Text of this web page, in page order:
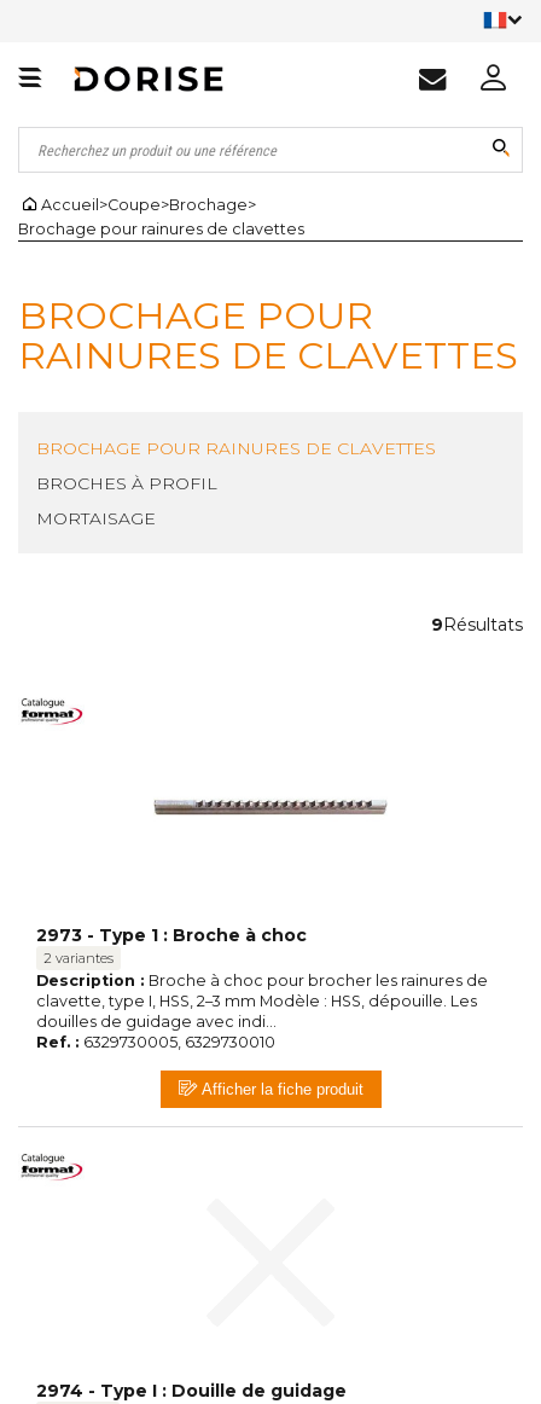
Accueil >Coupe>Brochage>
Brochage pour rainures de clavettes
BROCHAGE POUR
RAINURES DE CLAVETTES
BROCHAGE POUR RAINURES DE CLAVETTES
BROCHES À PROFIL
MORTAISAGE
9Résultats
2973 - Type 1 : Broche à choc
2 variantes
Description : Broche à choc pour brocher les rainures de
clavette, type I, HSS, 2–3 mm Modèle : HSS, dépouille. Les
douilles de guidage avec indi...
Ref. : 6329730005, 6329730010
Afficher la fiche produit
2974 - Type I : Douille de guidage